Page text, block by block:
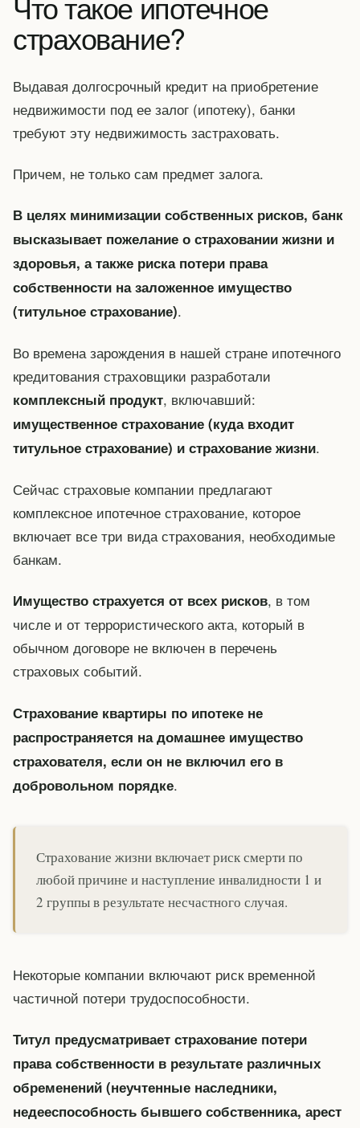
страхование?
Выдавая долгосрочный кредит на приобретение
недвижимости под ее залог (ипотеку), банки
требуют эту недвижимость застраховать.
Причем, не только сам предмет залога.
В целях минимизации собственных рисков, банк
высказывает пожелание о страховании жизни и
здоровья, а также риска потери права
собственности на заложенное имущество
(титульное страхование).
Во времена зарождения в нашей стране ипотечного
кредитования страховщики разработали
комплексный продукт, включавший:
имущественное страхование (куда входит
титульное страхование) и страхование жизни.
Сейчас страховые компании предлагают
комплексное ипотечное страхование, которое
включает все три вида страхования, необходимые
банкам.
Имущество страхуется от всех рисков, в том
числе и от террористического акта, который в
обычном договоре не включен в перечень
страховых событий.
Страхование квартиры по ипотеке не
распространяется на домашнее имущество
страхователя, если он не включил его в
добровольном порядке.
Страхование жизни включает риск смерти по
любой причине и наступление инвалидности 1 и
2 группы в результате несчастного случая.
Некоторые компании включают риск временной
частичной потери трудоспособности.
Титул предусматривает страхование потери
права собственности в результате различных
обременений (неучтенные наследники,
недееспособность бывшего собственника, арест